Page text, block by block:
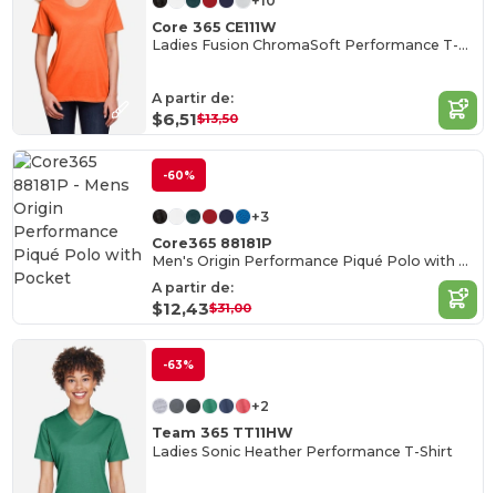
Core 365 CE111W
Ladies Fusion ChromaSoft Performance T-Shirt
A partir de:
$6,51$13,50
-60%
+3
Core365 88181P
Men's Origin Performance Piqué Polo with Pocket
A partir de:
$12,43$31,00
-63%
+2
Team 365 TT11HW
Ladies Sonic Heather Performance T-Shirt